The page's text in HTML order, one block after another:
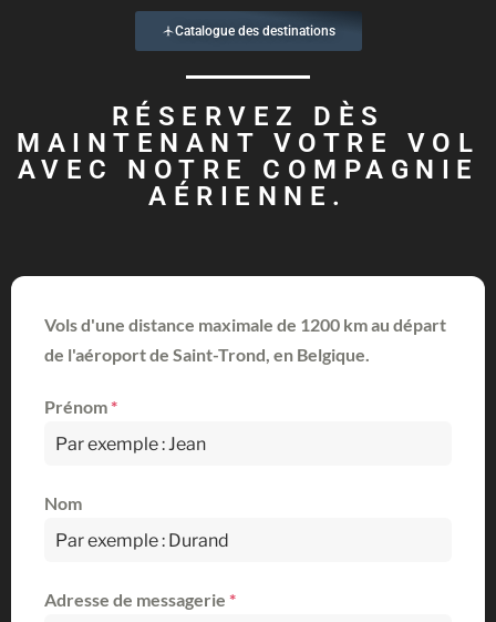
Catalogue des destinations
RÉSERVEZ DÈS
MAINTENANT VOTRE VOL
AVEC NOTRE COMPAGNIE
AÉRIENNE.
Vols d'une distance maximale de 1200 km au départ
de l'aéroport de Saint-Trond, en Belgique.
Prénom*
Nom
Adresse de messagerie *